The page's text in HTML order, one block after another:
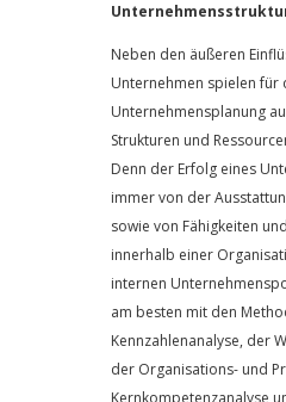
Neben den äußeren
Unternehmen spielen für
Unternehmensplanung
Strukturen und
Denn der Erfolg eines
immer von der
sowie von Fähigkeiten
innerhalb einer
internen
am besten mit den
Kennzahlenanalyse, der
der Organisations- und
Kernkompetenzanalyse